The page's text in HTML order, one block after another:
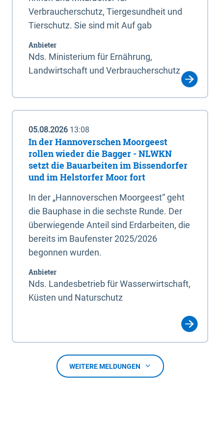
Verbraucherschutz, Tiergesundheit und
Tierschutz. Sie sind mit Auf gab
Anbieter
Nds. Ministerium für Ernährung,
Landwirtschaft und Verbraucherschutz
05.08.2026 13:08
In der Hannoverschen Moorgeest
rollen wieder die Bagger - NLWKN
setzt die Bauarbeiten im Bissendorfer
und im Helstorfer Moor fort
In der „Hannoverschen Moorgeest“ geht
die Bauphase in die sechste Runde. Der
überwiegende Anteil sind Erdarbeiten, die
bereits im Baufenster 2025/2026
begonnen wurden.
Anbieter
Nds. Landesbetrieb für Wasserwirtschaft,
Küsten und Naturschutz
WEITERE MELDUNGEN